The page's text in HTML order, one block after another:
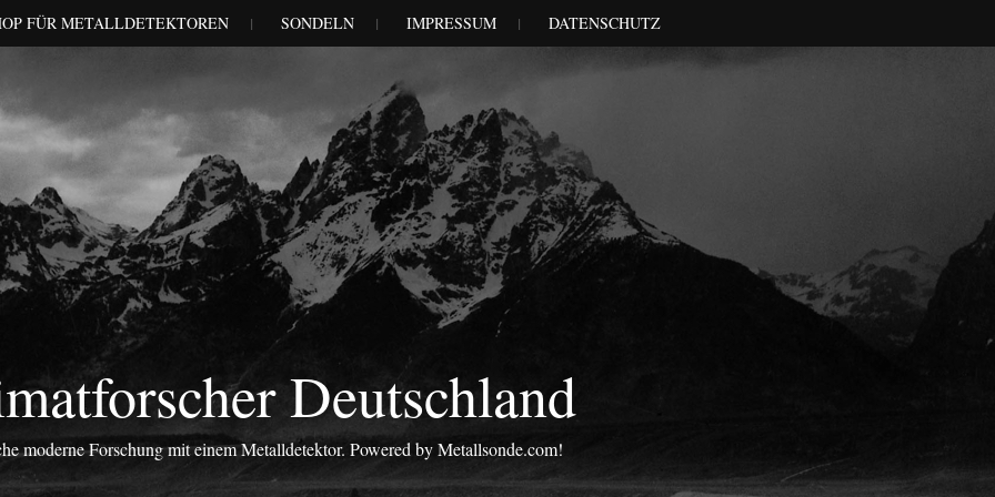
FÜR METALLDETEKTOREN SONDELN IMPRESSUM DATENSCHUTZ
Deutschland
moderne Forschung mit einem Metalldetektor. Powered by Metallsonde.com!